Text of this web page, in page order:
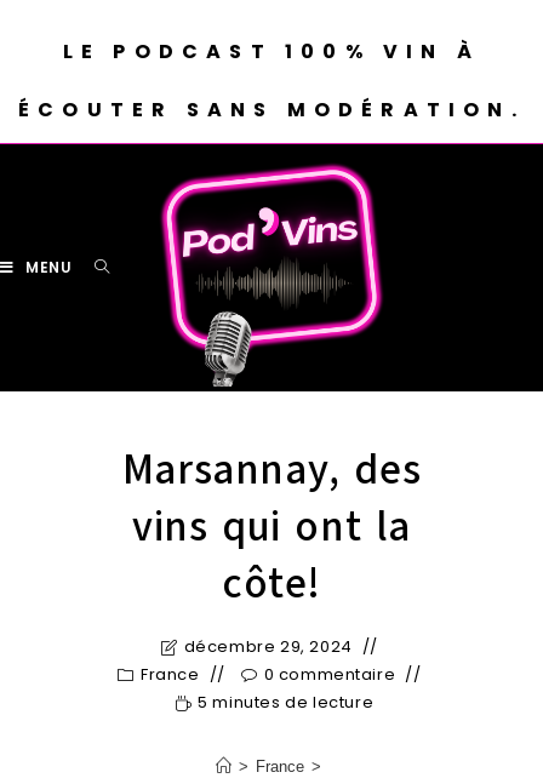
LE PODCAST 100% VIN À
ÉCOUTER SANS MODÉRATION.
MENU
Marsannay, des
vins qui ont la
côte!
décembre 29, 2024
France
0 commentaire
5 minutes de lecture
> France >